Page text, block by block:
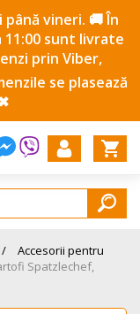
vineri. 🚚 În
11:00 sunt livrate
prin Viber,
se plasează
/
Accesorii pentru
Spatzlechef,